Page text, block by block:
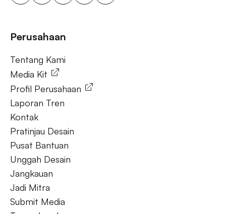
ooh untuk bisnis kecil, aktivasi merek luar ruang.
Tentang Kami
Perusahaan
Tentang Kami
Media Kit
Profil Perusahaan
Laporan Tren
Kontak
Pratinjau Desain
Pusat Bantuan
Unggah Desain
Jangkauan
Jadi Mitra
Submit Media